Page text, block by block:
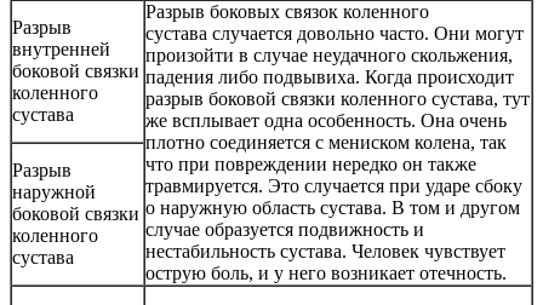
Разрыв
внутренней
боковой связки
коленного
сустава
Разрыв боковых связок коленного
сустава случается довольно часто. Они могут
произойти в случае неудачного скольжения,
падения либо подвывиха. Когда происходит
разрыв боковой связки коленного сустава, тут
же всплывает одна особенность. Она очень
плотно соединяется с мениском колена, так
что при повреждении нередко он также
травмируется. Это случается при ударе сбоку
о наружную область сустава. В том и другом
случае образуется подвижность и
нестабильность сустава. Человек чувствует
острую боль, и у него возникает отечность.
Разрыв
наружной
боковой связки
коленного
сустава